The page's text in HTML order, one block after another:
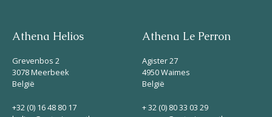
Athena Helios
Grevenbos 2
3078 Meerbeek
België
+32 (0) 16 48 80 17
Athena Le Perron
Agister 27
4950 Waimes
België
+ 32 (0) 80 33 03 29